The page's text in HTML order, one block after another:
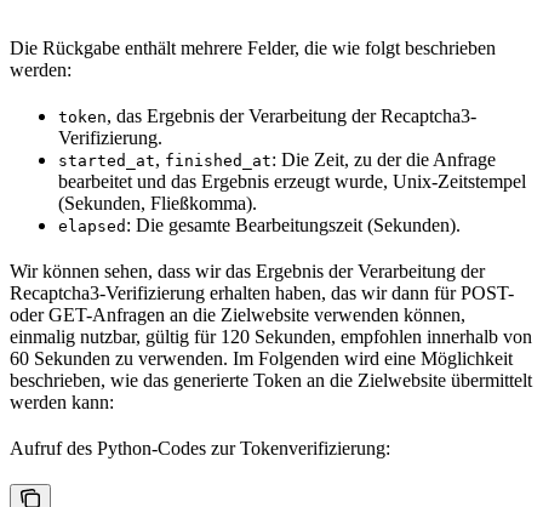
Die Rückgabe enthält mehrere Felder, die wie folgt beschrieben
werden:
token, das Ergebnis der Verarbeitung der Recaptcha3-
Verifizierung.
started_at, finished_at: Die Zeit, zu der die Anfrage
bearbeitet und das Ergebnis erzeugt wurde, Unix-Zeitstempel
(Sekunden, Fließkomma).
elapsed : Die gesamte Bearbeitungszeit (Sekunden).
Wir können sehen, dass wir das Ergebnis der Verarbeitung der
Recaptcha3-Verifizierung erhalten haben, das wir dann für POST-
oder GET-Anfragen an die Zielwebsite verwenden können,
einmalig nutzbar, gültig für 120 Sekunden, empfohlen innerhalb von
60 Sekunden zu verwenden. Im Folgenden wird eine Möglichkeit
beschrieben, wie das generierte Token an die Zielwebsite übermittelt
werden kann:
Aufruf des Python-Codes zur Tokenverifizierung: